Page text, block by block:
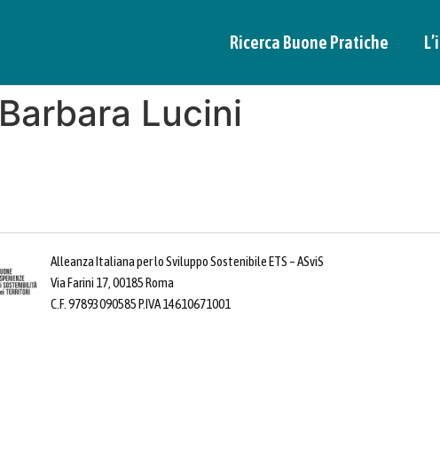
Ricerca Buone Pratiche
Barbara Lucini
Alleanza Italiana per lo Sviluppo Sostenibile ETS – ASviS
Via Farini 17, 00185 Roma
C.F. 97893090585 P.IVA 14610671001